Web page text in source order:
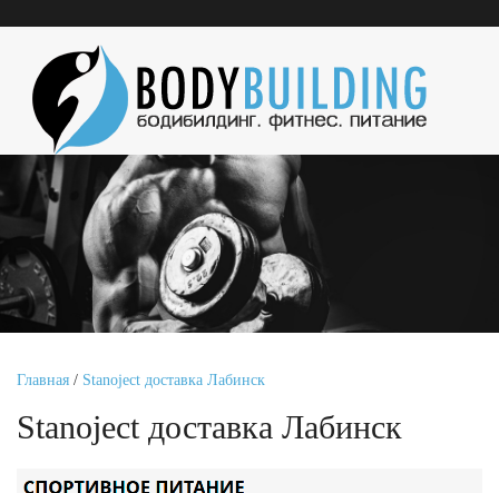
Главная / Stanoject доставка Лабинск
Stanoject доставка Лабинск